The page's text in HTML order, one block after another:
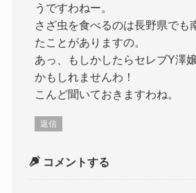
うですわねー。
さざ虫を食べるのは長野県でも
たことがありますの。
あっ、もしかしたらセレブY澤
かもしれませんわ！
こんど聞いておきますわね。
返信
コメントする